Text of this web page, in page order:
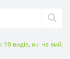
10 видів, які не